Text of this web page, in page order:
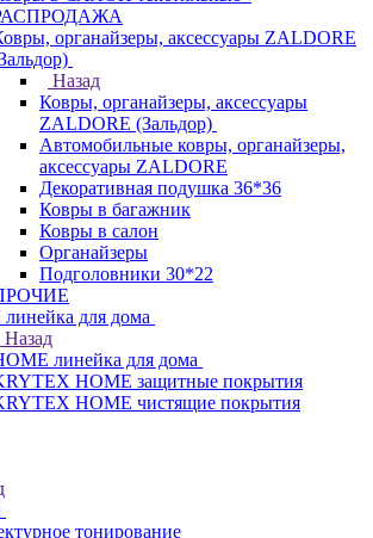
органайзеры, аксессуары ZALDORE
Назад
Ковры, органайзеры, аксессуары
ZALDORE (Зальдор)
Автомобильные ковры, органайзеры,
аксессуары ZALDORE
Декоративная подушка 36*36
Ковры в багажник
Ковры в салон
Органайзеры
Подголовники 30*22
для дома
Назад
линейка для дома
HOME защитные покрытия
HOME чистящие покрытия
тонирование